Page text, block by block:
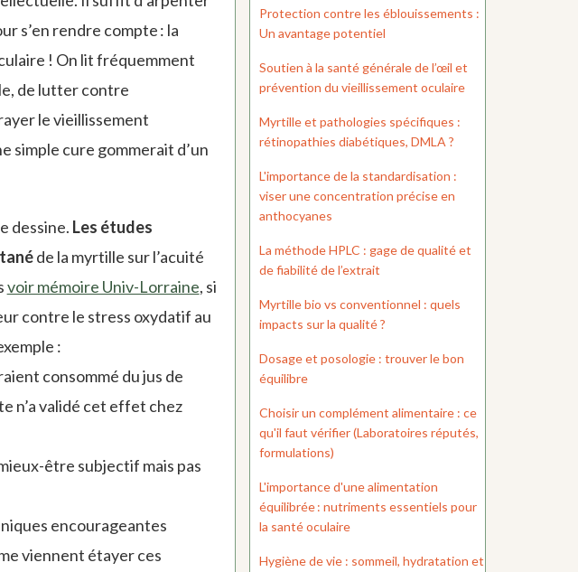
s’en rendre compte : la
! On lit fréquemment
de lutter contre
le vieillissement
simple cure gommerait d’un
dessine. Les études
de la myrtille sur l’acuité
voir mémoire Univ-Lorraine, si
contre le stress oxydatif au
:
consommé du jus de
n’a validé cet effet chez
être subjectif mais pas
encourageantes
viennent étayer ces
Protection contre les éblouissements :
Un avantage potentiel
Soutien à la santé générale de l’œil et
prévention du vieillissement oculaire
Myrtille et pathologies spécifiques :
rétinopathies diabétiques, DMLA ?
L'importance de la standardisation :
viser une concentration précise en
anthocyanes
La méthode HPLC : gage de qualité et
de fiabilité de l’extrait
Myrtille bio vs conventionnel : quels
impacts sur la qualité ?
Dosage et posologie : trouver le bon
équilibre
Choisir un complément alimentaire : ce
qu'il faut vérifier (Laboratoires réputés,
formulations)
L'importance d'une alimentation
équilibrée : nutriments essentiels pour
la santé oculaire
Hygiène de vie : sommeil, hydratation et